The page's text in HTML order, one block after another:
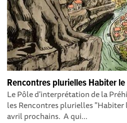
Rencontres plurielles Habiter
Le Pôle d'interprétation de la
les Rencontres plurielles "Habiter
avril prochains. A qui...